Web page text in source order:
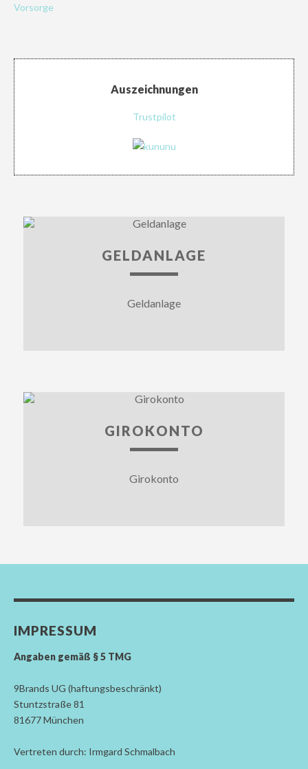
Vorsorge
Auszeichnungen
Trustpilot
GELDANLAGE
Geldanlage
GIROKONTO
Girokonto
IMPRESSUM
Angaben gemäß § 5 TMG
9Brands UG (haftungsbeschränkt)
Stuntzstraße 81
81677 München
Vertreten durch: Irmgard Schmalbach